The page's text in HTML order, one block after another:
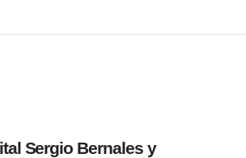
Sergio Bernales y